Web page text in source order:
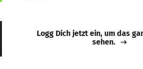
Logg Dich jetzt ein, um das
sehen.